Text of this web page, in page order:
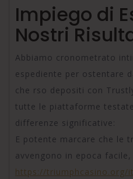
Impiego di
Nostri
Abbiamo cronometrato
espediente per ostentare
che rso depositi con
tutte le piattaforme
differenze significative:
E potente marcare che le
avvengono in epoca
https://triumphcasino.org/